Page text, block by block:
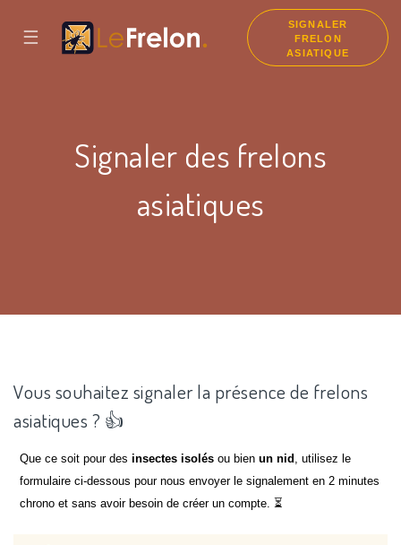
☰
SIGNALER
FRELON
ASIATIQUE
Signaler des frelons
asiatiques
Vous souhaitez signaler la présence de frelons
asiatiques ? 👍
Que ce soit pour desinsectes isolés ou bienun nid , utilisez le
formulaire ci-dessous pour nous envoyer le signalement en 2 minutes
chrono et sans avoir besoin de créer un compte. ⏳